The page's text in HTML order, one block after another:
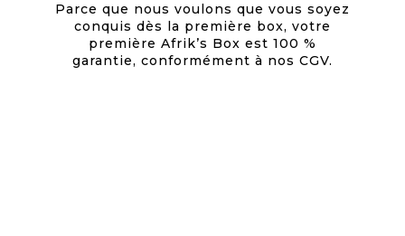
Parce que nous voulons que vous soyez
conquis dès la première box, votre
première Afrik’s Box est 100 %
garantie, conformément à nos CGV.